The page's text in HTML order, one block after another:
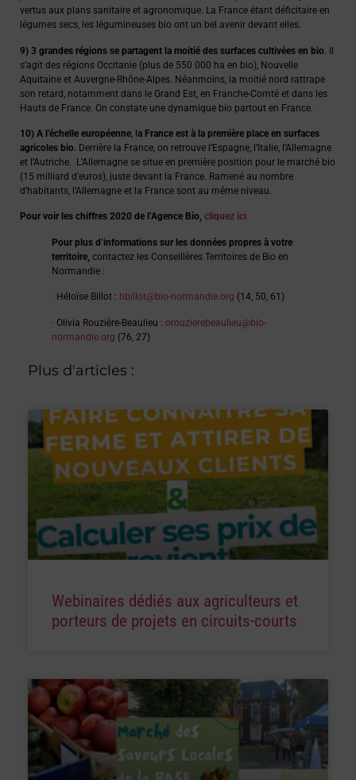
vertus aux plans sanitaire et agronomique. La France étant déficitaire en
légumes secs, les légumineuses bio ont un bel avenir devant elles.
9) 3 grandes régions se partagent la moitié des surfaces cultivées en bio . Il
s’agit des régions Occitanie (plus de 550 000 ha en bio), Nouvelle
Aquitaine et Auvergne-Rhône-Alpes. Néanmoins, la moitié nord rattrape
son retard, notamment dans le Grand Est, en Franche-Comté et dans les
Hauts de France. On constate une dynamique bio partout en France.
10) A l’échelle européenne, l a France est à la première place en surfaces
agricoles bio. Derrière la France, on retrouve l’Espagne, l’Italie, l’Allemagne
et l’Autriche. L’Allemagne se situe en première position pour le marché bio
(15 milliard d’euros), juste devant la France. Ramené au nombre
d’habitants, l’Allemagne et la France sont au même niveau.
Pour voir les chiffres 2020 de l’Agence Bio, cliquez ici
Pour plus d’informations sur les données propres à votre
territoire, contactez les Conseillères Territoires de Bio en
Normandie :
· Héloïse Billot : hbillot@bio-normandie.org (14, 50, 61)
· Olivia Rouzière-Beaulieu : orouzierebeaulieu@bio-
normandie.org (76, 27)
Plus d'articles :
Webinaires dédiés aux agriculteurs et
porteurs de projets en circuits-courts